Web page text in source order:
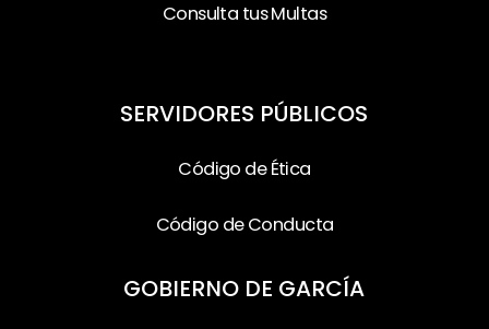
Consulta tus Multas
SERVIDORES PÚBLICOS
Código de Ética
Código de Conducta
GOBIERNO DE GARCÍA